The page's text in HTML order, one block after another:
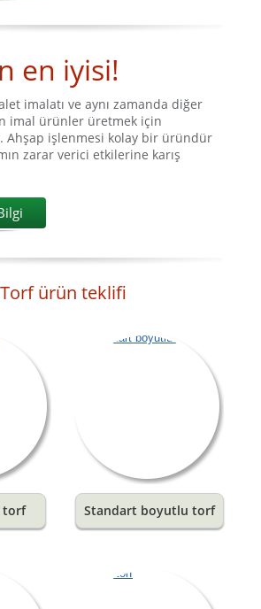
en iyisi!
imalatı ve aynı zamanda diğer
imal ürünler üretmek için
Ahşap işlenmesi kolay bir üründür
zarar verici etkilerine karış
Torf ürün teklifi
torf Standart boyutlu torf